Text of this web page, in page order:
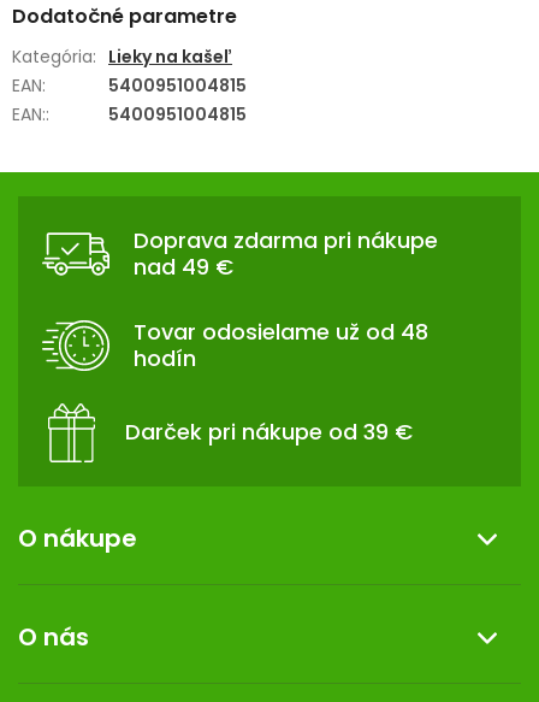
Dodatočné parametre
Kategória: Lieky na kašeľ
EAN:
5400951004815
EAN:: 5400951004815
Doprava zdarma pri nákupe
nad 49 €
Tovar odosielame už od 48
hodín
Darček pri nákupe od 39 €
O nákupe
Reklamácia a vrátenie tovaru
Doprava a platba
O nás